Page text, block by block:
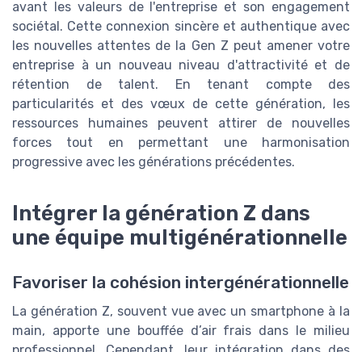
avant les valeurs de l'entreprise et son engagement
sociétal. Cette connexion sincère et authentique avec
les nouvelles attentes de la Gen Z peut amener votre
entreprise à un nouveau niveau d'attractivité et de
rétention de talent. En tenant compte des
particularités et des vœux de cette génération, les
ressources humaines peuvent attirer de nouvelles
forces tout en permettant une harmonisation
progressive avec les générations précédentes.
Intégrer la génération Z dans
une équipe multigénérationnelle
Favoriser la cohésion intergénérationnelle
La génération Z, souvent vue avec un smartphone à la
main, apporte une bouffée d’air frais dans le milieu